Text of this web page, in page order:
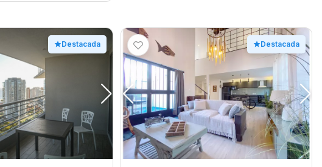
Destacada Destacada